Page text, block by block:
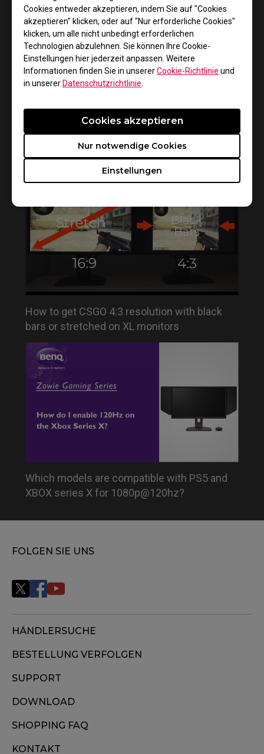
Cookies entweder akzeptieren, indem Sie auf "Cookies
akzeptieren" klicken, oder auf "Nur erforderliche Cookies"
klicken, um alle nicht unbedingt erforderlichen
Technologien abzulehnen. Sie können Ihre Cookie-
Einstellungen hier jederzeit anpassen. Weitere
Informationen finden Sie in unsererCookie-Richtlinie und
in unserer Datenschutzrichtlinie
Einstellungen
Nur notwendige Cookies
Cookies akzeptieren
Do you need to install the monitor driver in XL
series?
How to get CSGO 4:3 resolution with black
bars or stretched on XL monitors
Which models are compatible with PS5 and
XBOX series X for 1080p@120hz?
FOLGEN SIE UNS
HÄNDLERSUCHE
BESTELLUNG VERFOLGEN
SUPPORT
DOWNLOAD
SHOPPING FAQ
KONTAKT